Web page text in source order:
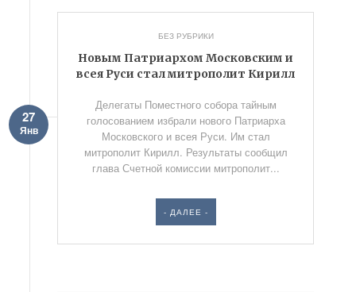
БЕЗ РУБРИКИ
Новым Патриархом Московским и
всея Руси стал митрополит Кирилл
27
Янв
Делегаты Поместного собора тайным
голосованием избрали нового Патриарха
Московского и всея Руси. Им стал
митрополит Кирилл. Результаты сообщил
глава Счетной комиссии митрополит...
- ДАЛЕЕ -